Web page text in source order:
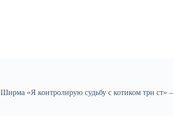
Ширма «Я контролирую судьбу с котиком три